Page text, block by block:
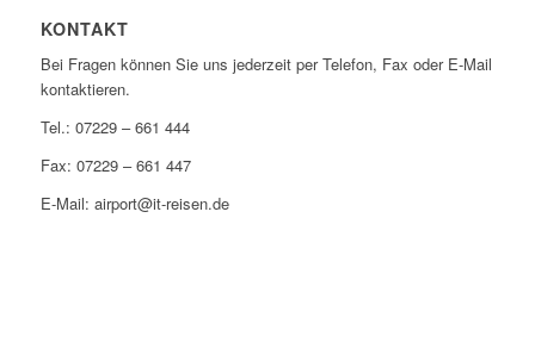
KONTAKT
Bei Fragen können Sie uns jederzeit per Telefon, Fax oder E-Mail
kontaktieren.
Tel.: 07229 – 661 444
Fax: 07229 – 661 447
E-Mail: airport@it-reisen.de